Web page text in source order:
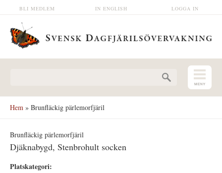
Hoppa till huvudinnehåll LOGGA IN
IN ENGLISH
BLI MEDLEM
Hem » Brunfläckig pärlemorfjäril
Brunfläckig pärlemorfjäril
Djäknabygd, Stenbrohult socken
Platskategori: